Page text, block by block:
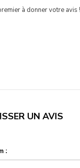
à donner votre avis !
UN AVIS
: